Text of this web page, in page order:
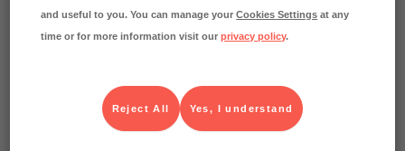
and useful to you. You can manage yourCookies Settings at any
time or for more information visit ourprivacy policy.
Yes, I understand
Reject All